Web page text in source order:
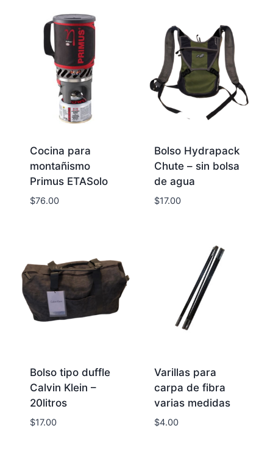
Cocina para
montañismo
Primus ETASolo
$76.00
Bolso Hydrapack
Chute – sin bolsa
de agua
$17.00
Bolso tipo duffle
Calvin Klein –
20litros
$17.00
Varillas para
carpa de fibra
varias medidas
$4.00